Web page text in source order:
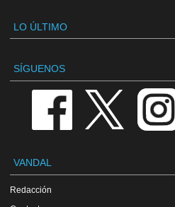
LO ÚLTIMO
SÍGUENOS
VANDAL
Redacción